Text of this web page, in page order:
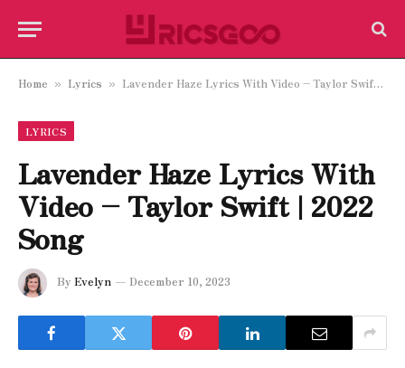
Home » Lyrics » Lavender Haze Lyrics With Video – Taylor Swift | 2022 Song
LYRICS
Lavender Haze Lyrics With
Video – Taylor Swift | 2022
Song
By Evelyn December 10, 2023